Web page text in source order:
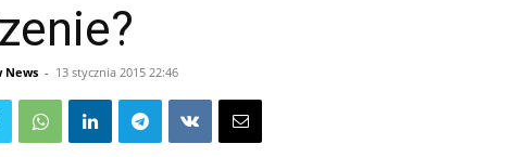
News - 13 stycznia 2015 22:46